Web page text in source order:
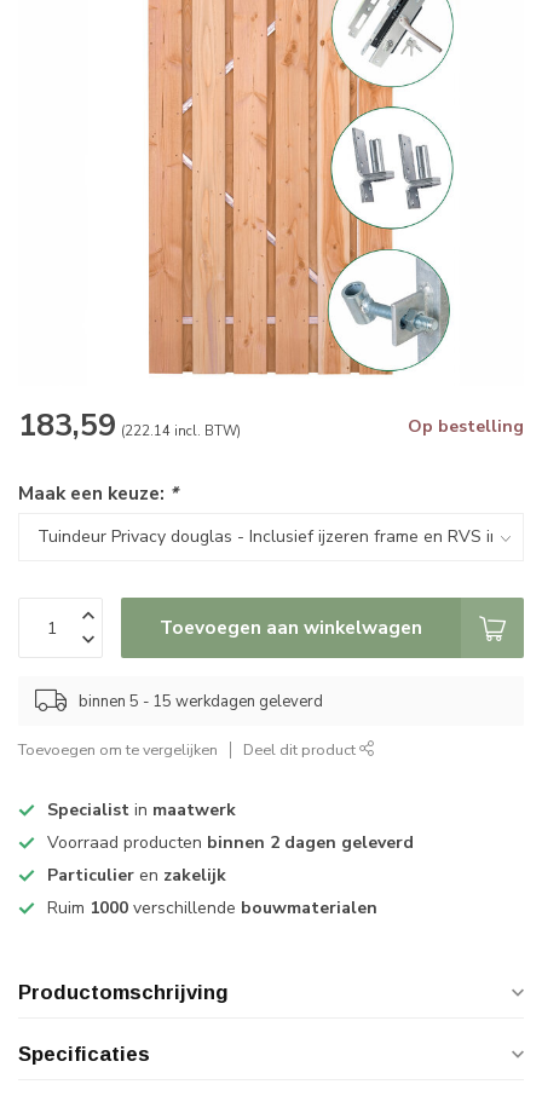
183,59 (222.14 incl. BTW) Op bestelling
Maak een keuze: *
Toevoegen aan winkelwagen
binnen 5 - 15 werkdagen geleverd
Toevoegen om te vergelijken Deel dit product
Specialist in maatwerk
Voorraad producten binnen 2 dagen geleverd
Particulier en zakelijk
Ruim 1000 verschillende bouwmaterialen
Productomschrijving
Specificaties